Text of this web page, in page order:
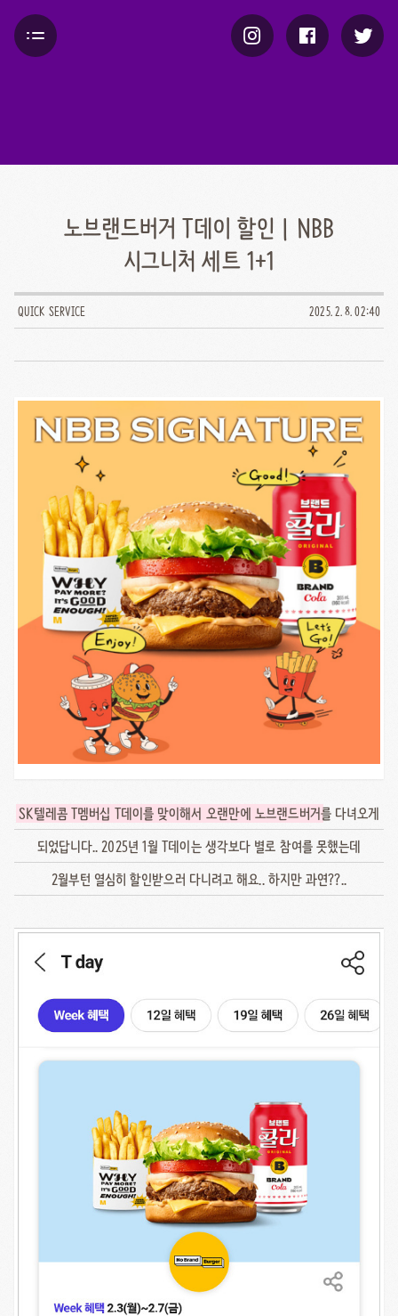
노브랜드버거 T데이 할인 | NBB
시그니처 세트 1+1
QUICK SERVICE 2025. 2. 8. 02:40
SK텔레콤 T멤버십 T데이를 맞이해서 오랜만에 노브랜드버거를 다녀오게
되었답니다.. 2025년 1월 T데이는 생각보다 별로 참여를 못했는데
2월부턴 열심히 할인받으러 다니려고 해요.. 하지만 과연??..